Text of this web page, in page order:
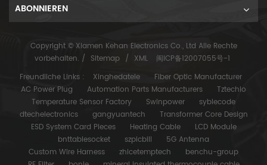
ABONNIEREN
Copyright © Xiamen Kehan Electronics Co., Ltd Alle Rechte
vorbehalten. / Sitemap / XML
闽ICP备12007055号-1
Freundliche Links :
Xinghedatele
Fiber Optic Manufacturer
AC Power Plug
Automation Parts Manufacturers
Tztechio
Temperature Sensor Factory
Swinpower
syblecode
dtechelectronics
gangyuantech
Transformer Core Design
ESD System Card Pieces
Heating Cable
LCD Module
bnttablesocket
szpicbill
5G Antenna
Custom Wire Harness
zhicetemptech
benchu-group